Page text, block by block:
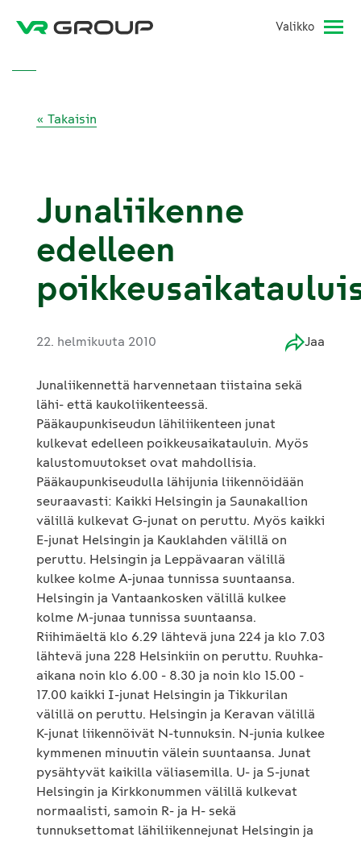
Valikko
« Takaisin
Junaliikenne
edelleen
22. helmikuuta 2010 Jaa
Junaliikennettä harvennetaan tiistaina sekä
lähi- että kaukoliikenteessä.
Pääkaupunkiseudun lähiliikenteen junat
kulkevat edelleen poikkeusaikatauluin. Myös
kalustomuutokset ovat mahdollisia.
Pääkaupunkiseudulla lähijunia liikennöidään
seuraavasti: Kaikki Helsingin ja Saunakallion
välillä kulkevat G-junat on peruttu. Myös kaikki
E-junat Helsingin ja Kauklahden välillä on
peruttu. Helsingin ja Leppävaaran välillä
kulkee kolme A-junaa tunnissa suuntaansa.
Helsingin ja Vantaankosken välillä kulkee
kolme M-junaa tunnissa suuntaansa.
Riihimäeltä klo 6.29 lähtevä juna 224 ja klo 7.03
lähtevä juna 228 Helsinkiin on peruttu. Ruuhka-
aikana noin klo 6.00 - 8.30 ja noin klo 15.00 -
17.00 kaikki I-junat Helsingin ja Tikkurilan
välillä on peruttu. Helsingin ja Keravan välillä
K-junat liikennöivät N-tunnuksin. N-junia kulkee
kymmenen minuutin välein suuntaansa. Junat
pysähtyvät kaikilla väliasemilla. U- ja S-junat
Helsingin ja Kirkkonummen välillä kulkevat
normaalisti, samoin R- ja H- sekä
tunnuksettomat lähiliikennejunat Helsingin ja